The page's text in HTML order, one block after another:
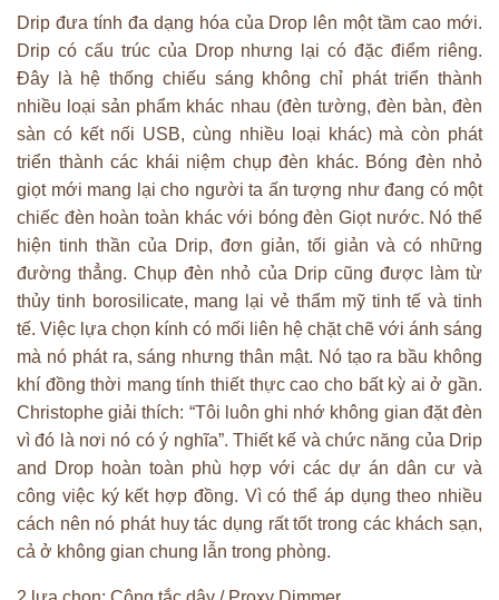
Drip đưa tính đa dạng hóa của Drop lên một tầm cao mới.
Drip có cấu trúc của Drop nhưng lại có đặc điểm riêng.
Đây là hệ thống chiếu sáng không chỉ phát triển thành
nhiều loại sản phẩm khác nhau (đèn tường, đèn bàn, đèn
sàn có kết nối USB, cùng nhiều loại khác) mà còn phát
triển thành các khái niệm chụp đèn khác. Bóng đèn nhỏ
giọt mới mang lại cho người ta ấn tượng như đang có một
chiếc đèn hoàn toàn khác với bóng đèn Giọt nước. Nó thể
hiện tinh thần của Drip, đơn giản, tối giản và có những
đường thẳng. Chụp đèn nhỏ của Drip cũng được làm từ
thủy tinh borosilicate, mang lại vẻ thẩm mỹ tinh tế và tinh
tế. Việc lựa chọn kính có mối liên hệ chặt chẽ với ánh sáng
mà nó phát ra, sáng nhưng thân mật. Nó tạo ra bầu không
khí đồng thời mang tính thiết thực cao cho bất kỳ ai ở gần.
Christophe giải thích: “Tôi luôn ghi nhớ không gian đặt đèn
vì đó là nơi nó có ý nghĩa”. Thiết kế và chức năng của Drip
and Drop hoàn toàn phù hợp với các dự án dân cư và
công việc ký kết hợp đồng. Vì có thể áp dụng theo nhiều
cách nên nó phát huy tác dụng rất tốt trong các khách sạn,
cả ở không gian chung lẫn trong phòng.